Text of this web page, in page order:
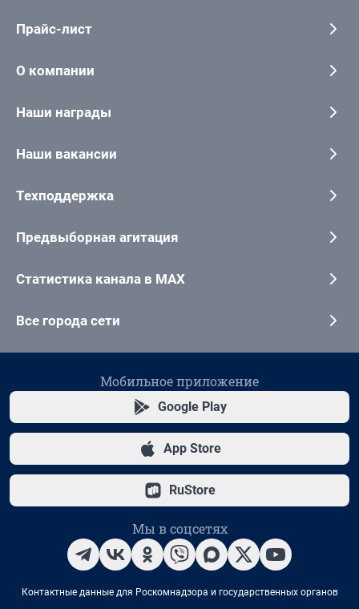
Прайс-лист
О компании
Наши награды
Наши вакансии
Техподдержка
Предвыборная агитация
Статистика канала в MAX
Все города сети
Мобильное приложение
Google Play
App Store
RuStore
Мы в соцсетях
Контактные данные для Роскомнадзора и государственных органов